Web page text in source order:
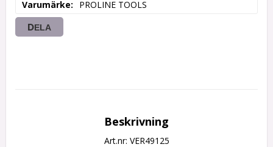
Varumärke PROLINE TOOLS
DELA
Beskrivning
Art.nr: VER49125